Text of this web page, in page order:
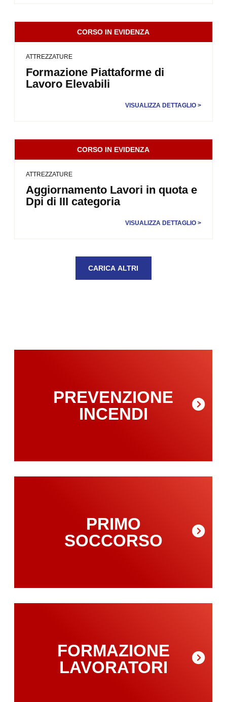
CORSO IN EVIDENZA
ATTREZZATURE
Formazione Piattaforme di
Lavoro Elevabili
VISUALIZZA DETTAGLIO >
CORSO IN EVIDENZA
ATTREZZATURE
Aggiornamento Lavori in quota e
Dpi di III categoria
VISUALIZZA DETTAGLIO >
CARICA ALTRI
PREVENZIONE
INCENDI
PRIMO
SOCCORSO
FORMAZIONE
LAVORATORI